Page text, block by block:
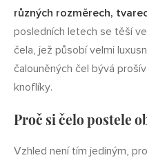
různých rozměrech,
posledních letech se těší
čela, jež působí velmi
čalouněných čel bývá
knoflíky.
Proč si čelo postele
Vzhled není tím jediným,